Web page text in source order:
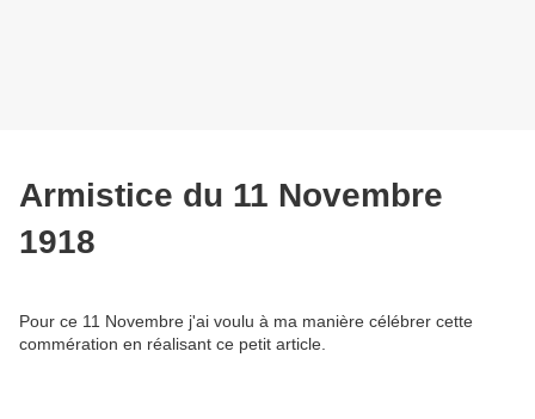
Armistice du 11 Novembre
1918
Pour ce 11 Novembre j'ai voulu à ma manière célébrer cette
commération en réalisant ce petit article.